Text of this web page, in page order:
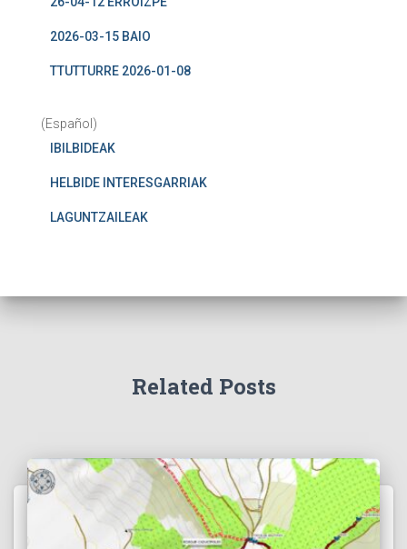
2026-03-15 BAIO
TTUTTURRE 2026-01-08
(Español)
IBILBIDEAK
HELBIDE INTERESGARRIAK
LAGUNTZAILEAK
Related Posts